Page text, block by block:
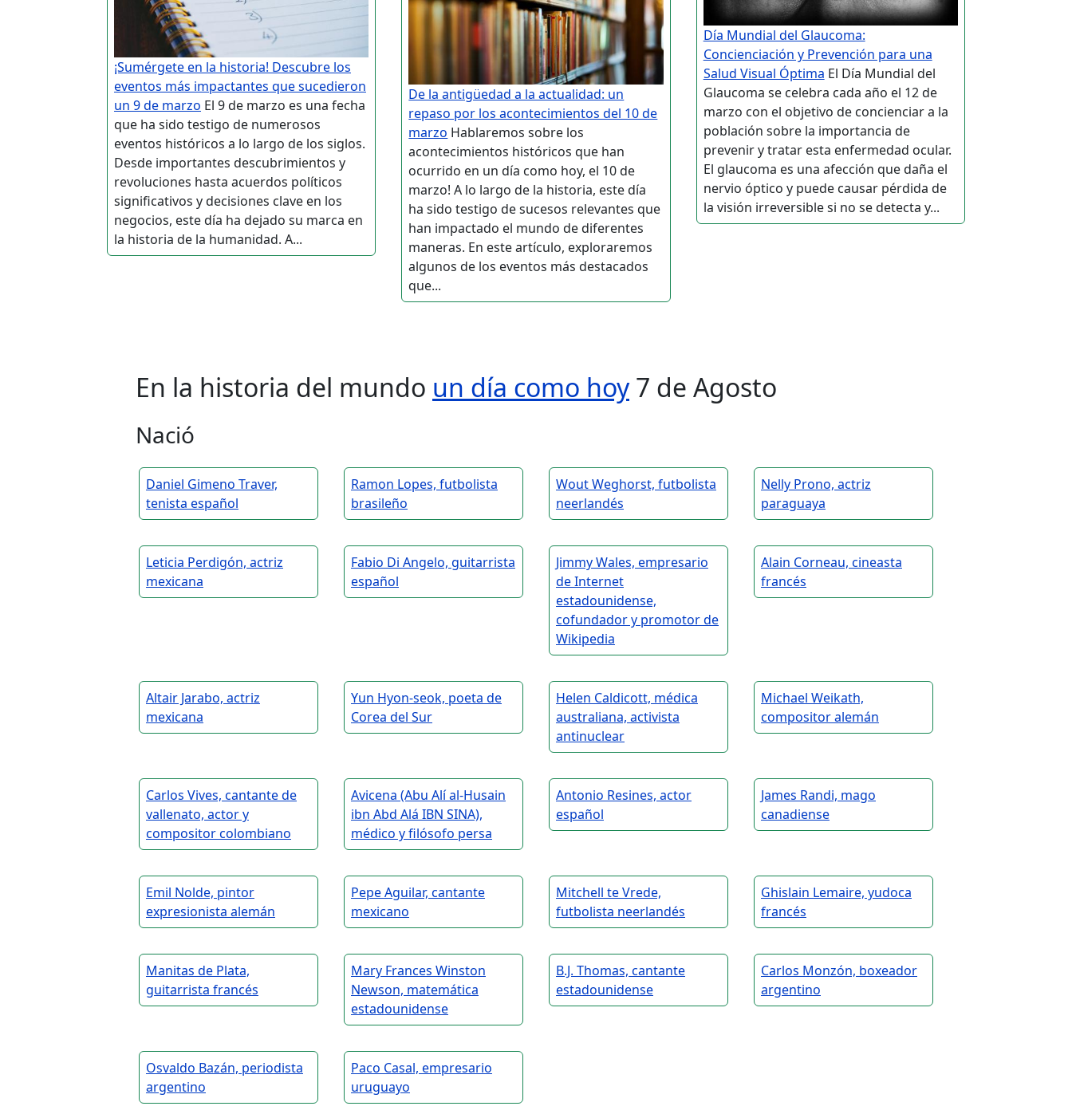
¡Sumérgete en la historia! Descubre los
eventos más impactantes que sucedieron
un 9 de marzo El 9 de marzo es una fecha
que ha sido testigo de numerosos
eventos históricos a lo largo de los siglos.
Desde importantes descubrimientos y
revoluciones hasta acuerdos políticos
significativos y decisiones clave en los
negocios, este día ha dejado su marca en
la historia de la humanidad. A...
De la antigüedad a la actualidad: un
repaso por los acontecimientos del 10 de
marzo Hablaremos sobre los
acontecimientos históricos que han
ocurrido en un día como hoy, el 10 de
marzo! A lo largo de la historia, este día
ha sido testigo de sucesos relevantes que
han impactado el mundo de diferentes
maneras. En este artículo, exploraremos
algunos de los eventos más destacados
que...
Día Mundial del Glaucoma:
Concienciación y Prevención para una
Salud Visual Óptima El Día Mundial del
Glaucoma se celebra cada año el 12 de
marzo con el objetivo de concienciar a la
población sobre la importancia de
prevenir y tratar esta enfermedad ocular.
El glaucoma es una afección que daña el
nervio óptico y puede causar pérdida de
la visión irreversible si no se detecta y...
En la historia del mundo un día como hoy7 de Agosto
Nació
Daniel Gimeno Traver,
tenista español
Ramon Lopes, futbolista
brasileño
Wout Weghorst, futbolista
neerlandés
Nelly Prono, actriz
paraguaya
Leticia Perdigón, actriz
mexicana
Fabio Di Angelo, guitarrista
español
Jimmy Wales, empresario
de Internet
estadounidense,
cofundador y promotor de
Wikipedia
Alain Corneau, cineasta
francés
Altair Jarabo, actriz
mexicana
Yun Hyon-seok, poeta de
Corea del Sur
Helen Caldicott, médica
australiana, activista
antinuclear
Michael Weikath,
compositor alemán
Carlos Vives, cantante de
vallenato, actor y
compositor colombiano
Avicena (Abu Alí al-Husain
ibn Abd Alá IBN SINA),
médico y filósofo persa
Antonio Resines, actor
español
James Randi, mago
canadiense
Emil Nolde, pintor
expresionista alemán
Pepe Aguilar, cantante
mexicano
Mitchell te Vrede,
futbolista neerlandés
Ghislain Lemaire, yudoca
francés
Manitas de Plata,
guitarrista francés
Mary Frances Winston
Newson, matemática
estadounidense
B.J. Thomas, cantante
estadounidense
Carlos Monzón, boxeador
argentino
Osvaldo Bazán, periodista
argentino
Paco Casal, empresario
uruguayo